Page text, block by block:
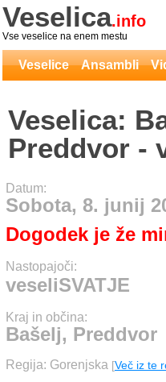
Veselica.info
Vse veselice na enem mestu
Veselice Ansambli
Veselica:
Preddvor -
Datum:
Sobota, 8. junij
Dogodek je že
Nastopajoči:
veseliSVATJE
Kraj in občina:
Bašelj, Preddvor
Regija: Gorenjska [Več iz te